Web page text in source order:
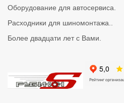
Оборудование для автосервиса.
Расходники для шиномонтажа..
Более двадцати лет с Вами.